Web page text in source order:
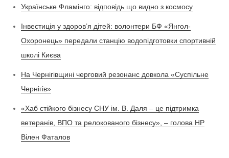
Українське Фламінго: відповідь що видно з космосу
Інвестиція у здоров’я дітей: волонтери БФ «Янгол-
Охоронець» передали станцію водопідготовки спортивній
школі Києва
На Чернігівщині черговий резонанс довкола «Суспільне
Чернігів»
«Хаб стійкого бізнесу СНУ ім. В. Даля – це підтримка
ветеранів, ВПО та релокованого бізнесу», – голова НР
Вілен Фаталов